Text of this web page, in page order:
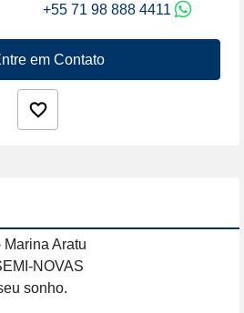
+55 71 98 888 4411
em Contato
Aratu
NOVAS
sonho.